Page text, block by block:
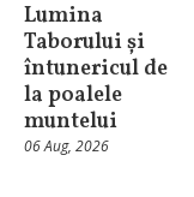
Lumina
Taborului și
întunericul de
la poalele
muntelui
06 Aug, 2026